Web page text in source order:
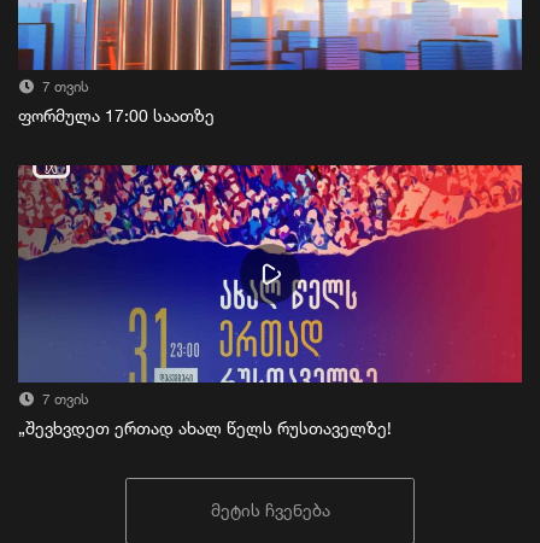
7 თვის
ფორმულა 17:00 საათზე
7 თვის
„შევხვდეთ ერთად ახალ წელს რუსთაველზე!
მეტის ჩვენება